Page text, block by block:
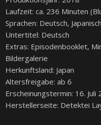
Laufzeit: ca. 236 Minuten
Sprachen: Deutsch, Japanisch
Untertitel: Deutsch
Extras: Episodenbooklet,
Bildergalerie
Herkunftsland: Japan
Altersfreigabe: ab 6
Erscheinungstermin: 16. Juli
Herstellerseite: Detektei